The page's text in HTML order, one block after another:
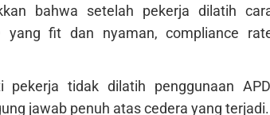
bahwa setelah pekerja dilatih
yang fit dan nyaman, compliance
tidak dilatih penggunaan
jawab penuh atas cedera yang terjadi.